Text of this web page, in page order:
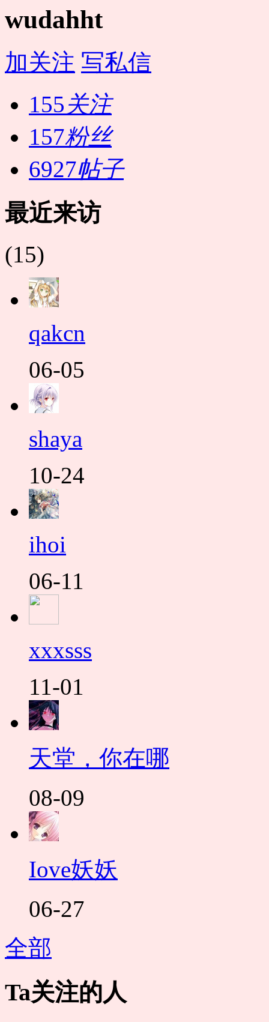
wudahht
加关注 写私信
155关注
157粉丝
6927帖子
最近来访
(15)
qakcn
06-05
shaya
10-24
ihoi
06-11
xxxsss
11-01
天堂，你在哪
08-09
Iove妖妖
06-27
全部
Ta关注的人